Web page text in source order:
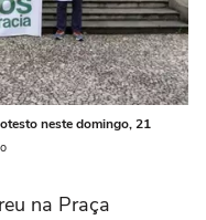
neste domingo, 21
na Praça